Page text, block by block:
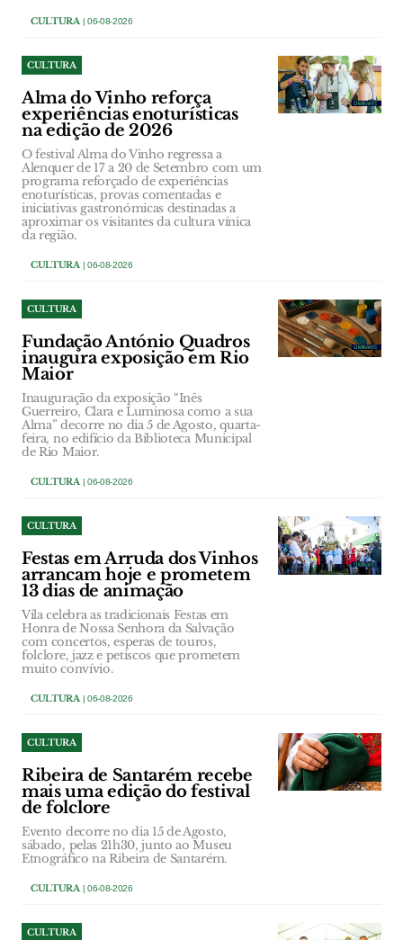
CULTURA | 06-08-2026
CULTURA
Alma do Vinho reforça
experiências enoturísticas
na edição de 2026
O festival Alma do Vinho regressa a
Alenquer de 17 a 20 de Setembro com um
programa reforçado de experiências
enoturísticas, provas comentadas e
iniciativas gastronómicas destinadas a
aproximar os visitantes da cultura vínica
da região.
CULTURA | 06-08-2026
CULTURA
Fundação António Quadros
inaugura exposição em Rio
Maior
Inauguração da exposição “Inês
Guerreiro, Clara e Luminosa como a sua
Alma” decorre no dia 5 de Agosto, quarta-
feira, no edifício da Biblioteca Municipal
de Rio Maior.
CULTURA | 06-08-2026
CULTURA
Festas em Arruda dos Vinhos
arrancam hoje e prometem
13 dias de animação
Vila celebra as tradicionais Festas em
Honra de Nossa Senhora da Salvação
com concertos, esperas de touros,
folclore, jazz e petiscos que prometem
muito convívio.
CULTURA | 06-08-2026
CULTURA
Ribeira de Santarém recebe
mais uma edição do festival
de folclore
Evento decorre no dia 15 de Agosto,
sábado, pelas 21h30, junto ao Museu
Etnográfico na Ribeira de Santarém.
CULTURA | 06-08-2026
CULTURA